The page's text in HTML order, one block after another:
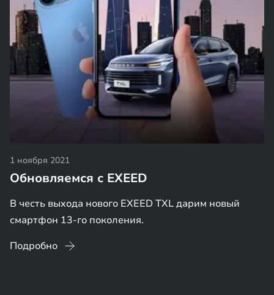
1 ноября 2021
Обновляемся с EXEED
В честь выхода нового EXEED TXL дарим новый
смартфон 13-го поколения.
Подробно